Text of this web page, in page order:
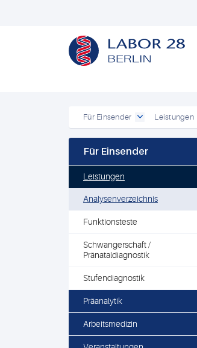
Für Einsender Leistungen
Für Einsender
Leistungen
Analysenverzeichnis
Funktionsteste
Schwangerschaft /
Pränataldiagnostik
Stufendiagnostik
Präanalytik
Arbeitsmedizin